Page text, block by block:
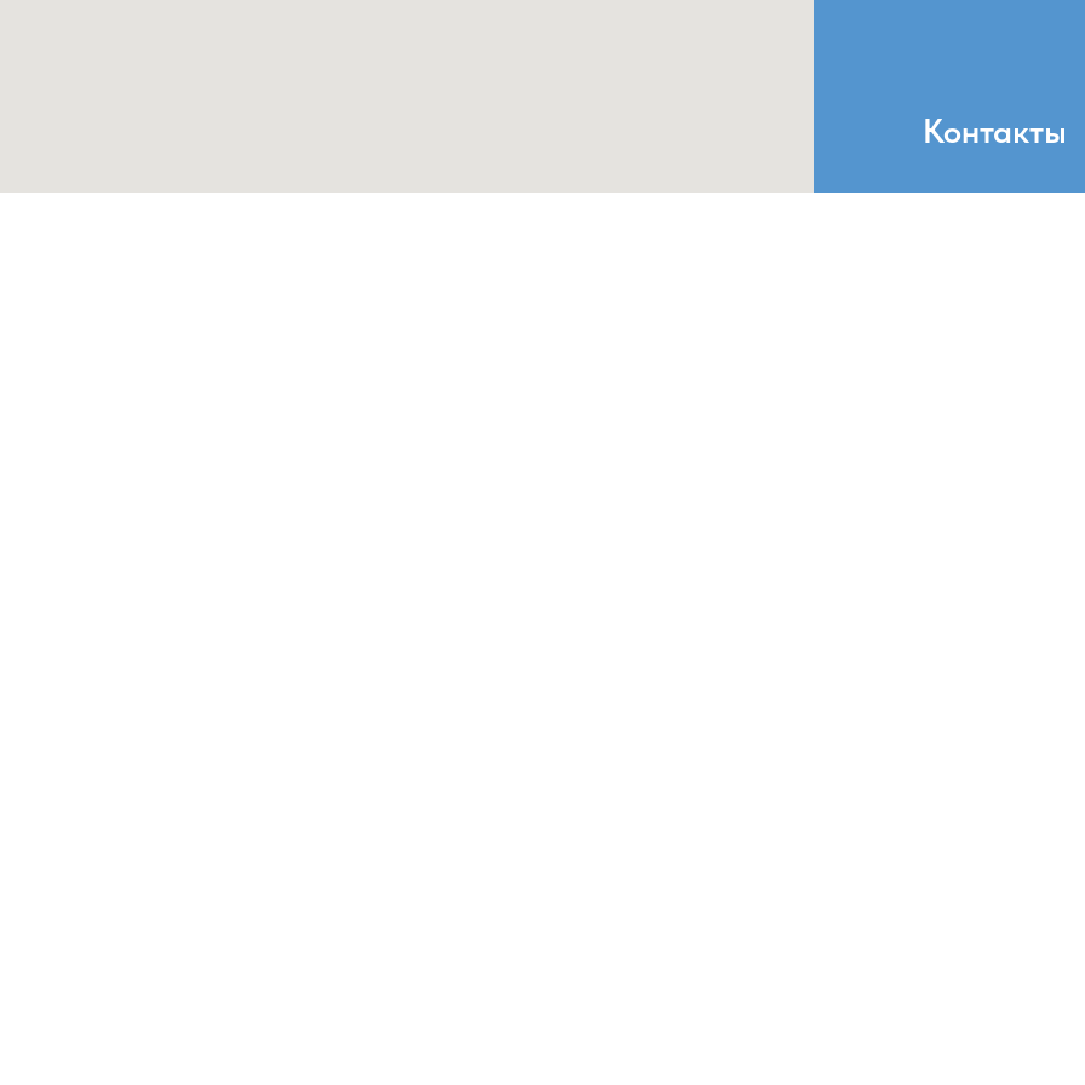
Контакты